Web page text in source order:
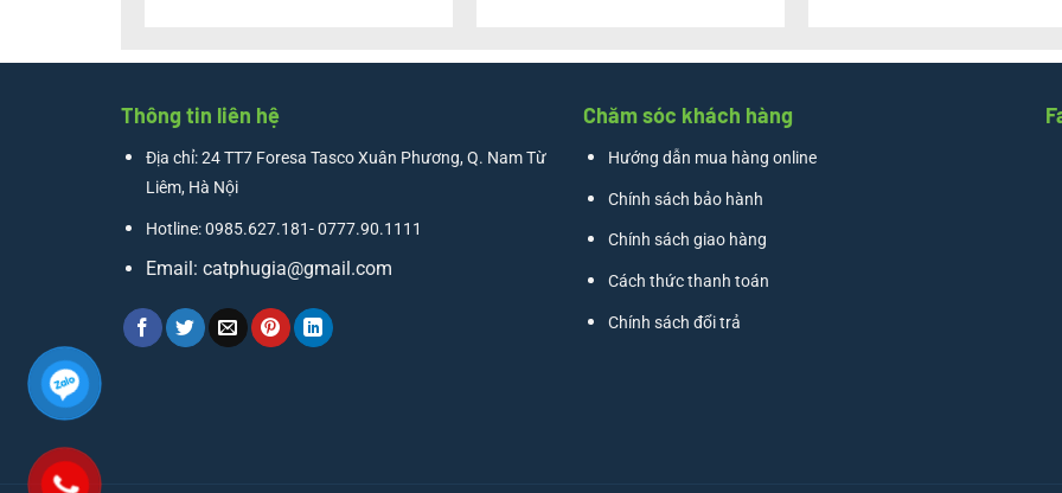
Thông tin liên hệ
Địa chỉ: 24 TT7 Foresa Tasco Xuân Phương, Q. Nam Từ
Liêm, Hà Nội
Hotline: 0985.627.181- 0777.90.1111
Email: catphugia@gmail.com
Chăm sóc khách hàng
Hướng dẫn mua hàng online
Chính sách bảo hành
Chính sách giao hàng
Cách thức thanh toán
Chính sách đổi trả